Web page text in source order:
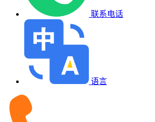
联系电话
语言